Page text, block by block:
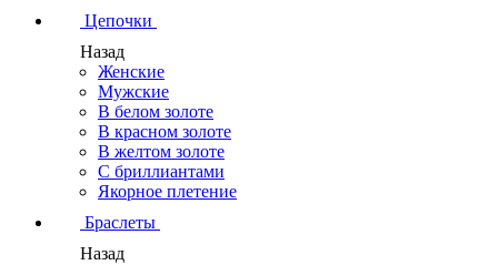
Цепочки
Назад
Женские
Мужские
В белом золоте
В красном золоте
В желтом золоте
С бриллиантами
Якорное плетение
Браслеты
Назад